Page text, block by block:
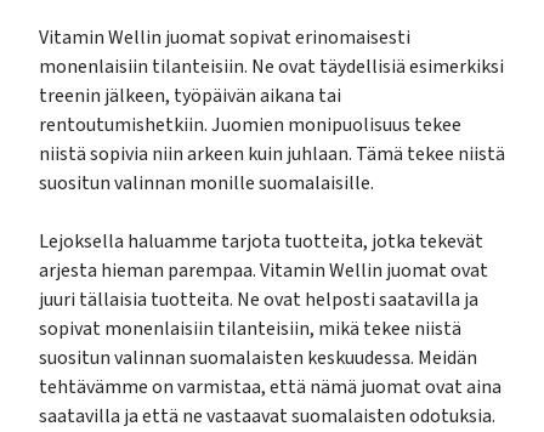
Vitamin Wellin juomat sopivat erinomaisesti
monenlaisiin tilanteisiin. Ne ovat täydellisiä esimerkiksi
treenin jälkeen, työpäivän aikana tai
rentoutumishetkiin. Juomien monipuolisuus tekee
niistä sopivia niin arkeen kuin juhlaan. Tämä tekee niistä
suositun valinnan monille suomalaisille.
Lejoksella haluamme tarjota tuotteita, jotka tekevät
arjesta hieman parempaa. Vitamin Wellin juomat ovat
juuri tällaisia tuotteita. Ne ovat helposti saatavilla ja
sopivat monenlaisiin tilanteisiin, mikä tekee niistä
suositun valinnan suomalaisten keskuudessa. Meidän
tehtävämme on varmistaa, että nämä juomat ovat aina
saatavilla ja että ne vastaavat suomalaisten odotuksia.